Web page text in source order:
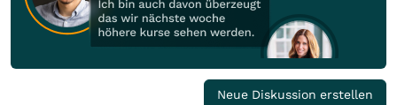
Neue Diskussion erstellen